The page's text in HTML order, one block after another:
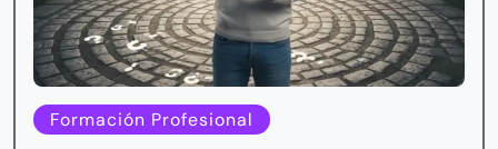
Formación Profesional